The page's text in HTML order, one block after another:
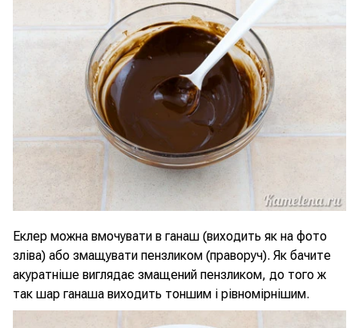
Еклер можна вмочувати в ганаш (виходить як на фото
зліва) або змащувати пензликом (праворуч). Як бачите
акуратніше виглядає змащений пензликом, до того ж
так шар ганаша виходить тоншим і рівномірнішим.